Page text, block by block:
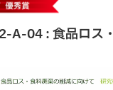
A-04 : 食品ロス